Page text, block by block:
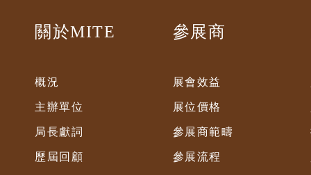
關於MITE
概況
主辦單位
局長獻詞
歷屆回顧
參展商
展會效益
展位價格
參展商範疇
參展流程